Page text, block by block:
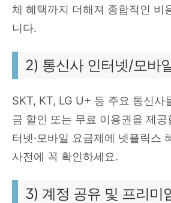
체 혜택까지 더해져 종합적인 비
니다.
2) 통신사 인터넷/모바
SKT, KT, LG U+ 등 주요 통신사
금 할인 또는 무료 이용권을 제공
터넷·모바일 요금제에 넷플릭스
사전에 꼭 확인하세요.
3) 계정 공유 및 프리미